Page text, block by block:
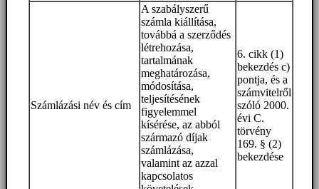
Számlázási név és cím
A szabályszerű
számla kiállítása,
továbbá a szerződés
létrehozása,
tartalmának
meghatározása,
módosítása,
teljesítésének
figyelemmel
kísérése, az abból
származó díjak
számlázása,
valamint az azzal
kapcsolatos
6. cikk (1)
bekezdés c)
pontja, és a
számvitelről
szóló 2000.
évi C.
törvény
169. § (2)
bekezdése